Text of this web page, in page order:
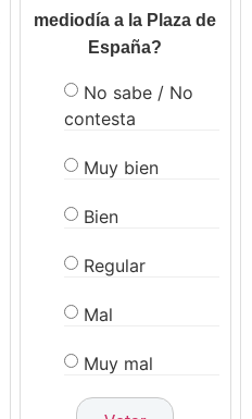
mediodía a la Plaza de
España?
No sabe / No
contesta
Muy bien
Bien
Regular
Mal
Muy mal